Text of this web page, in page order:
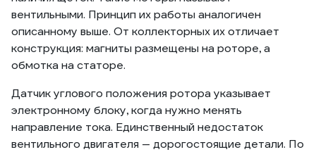
вентильными. Принцип их работы аналогичен
описанному выше. От коллекторных их отличает
конструкция: магниты размещены на роторе, а
обмотка на статоре.
Датчик углового положения ротора указывает
электронному блоку, когда нужно менять
направление тока. Единственный недостаток
вентильного двигателя — дорогостоящие детали. По